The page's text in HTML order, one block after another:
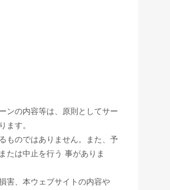
ンの内容等は、原則としてサー
ます。
ものではありません。また、予
たは中止を行う 事がありま
害、本ウェブサイトの内容や